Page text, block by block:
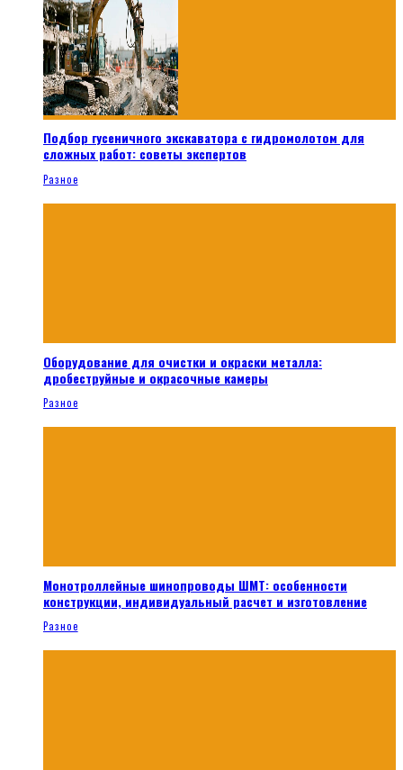
Подбор гусеничного экскаватора с гидромолотом для
сложных работ: советы экспертов
Разное
Оборудование для очистки и окраски металла:
дробеструйные и окрасочные камеры
Разное
Монотроллейные шинопроводы ШМТ: особенности
конструкции, индивидуальный расчет и изготовление
Разное